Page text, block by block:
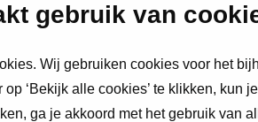
gebruik van
Wij gebruiken cookies voor het
‘Bekijk alle cookies’ te klikken, kun
ga je akkoord met het gebruik van